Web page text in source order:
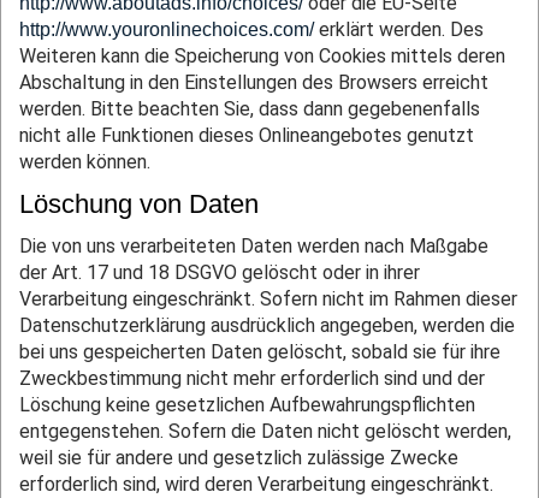
http://www.youronlinechoices.com/erklärt werden. Des
Weiteren kann die Speicherung von Cookies mittels deren
Abschaltung in den Einstellungen des Browsers erreicht
werden. Bitte beachten Sie, dass dann gegebenenfalls
nicht alle Funktionen dieses Onlineangebotes genutzt
werden können.
Löschung von Daten
Die von uns verarbeiteten Daten werden nach Maßgabe
der Art. 17 und 18 DSGVO gelöscht oder in ihrer
Verarbeitung eingeschränkt. Sofern nicht im Rahmen dieser
Datenschutzerklärung ausdrücklich angegeben, werden die
bei uns gespeicherten Daten gelöscht, sobald sie für ihre
Zweckbestimmung nicht mehr erforderlich sind und der
Löschung keine gesetzlichen Aufbewahrungspflichten
entgegenstehen. Sofern die Daten nicht gelöscht werden,
weil sie für andere und gesetzlich zulässige Zwecke
erforderlich sind, wird deren Verarbeitung eingeschränkt.